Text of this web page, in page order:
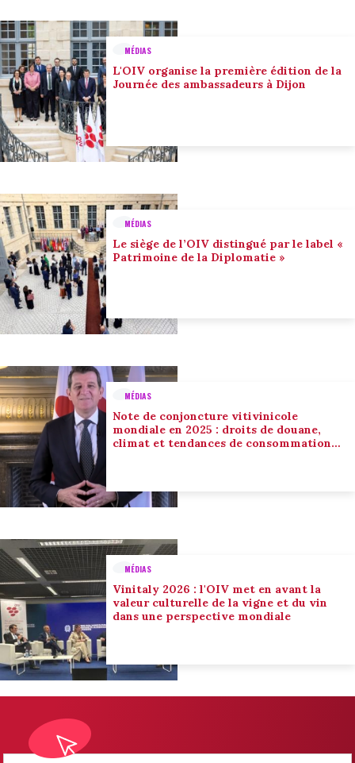
MÉDIAS
L'OIV organise la première édition de la
Journée des ambassadeurs à Dijon
MÉDIAS
Le siège de l’OIV distingué par le label «
Patrimoine de la Diplomatie »
MÉDIAS
Note de conjoncture vitivinicole
mondiale en 2025 : droits de douane,
climat et tendances de consommation
MÉDIAS
Vinitaly 2026 : l'OIV met en avant la
valeur culturelle de la vigne et du vin
dans une perspective mondiale